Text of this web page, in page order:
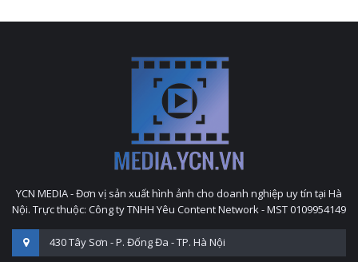
YCN MEDIA - Đơn vị sản xuất hình ảnh cho doanh nghiệp uy tín tại Hà
Nội. Trực thuộc: Công ty TNHH Yêu Content Network - MST 0109954149
430 Tây Sơn - P. Đống Đa - TP. Hà Nội